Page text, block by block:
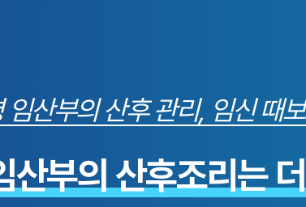
산부의 산후 관리, 임신 때
산부의 산후조리는